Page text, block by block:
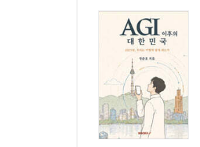
영원히 굴러가는 바위 100
지하세계의 지리학 102
베르니니의 대리석이 포착
제4화 헤라: 질투의 여왕
왕좌에 앉은 여자의 고독
신성한 결합의 이면 119
백 개의 눈이 지켜본 것 121